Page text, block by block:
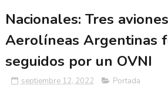
Nacionales: Tres
Aerolíneas Argentinas
seguidos por un OVNI
septiembre 12, 2022 Portada